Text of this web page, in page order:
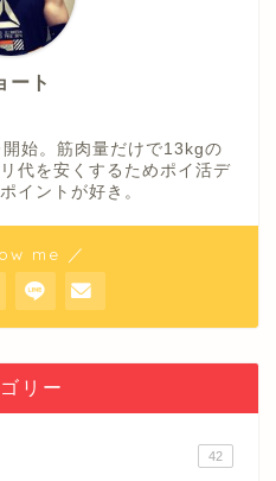
ート
始。筋肉量だけで13kgの
代を安くするためポイ活デ
イントが好き。
me ／
リー
42